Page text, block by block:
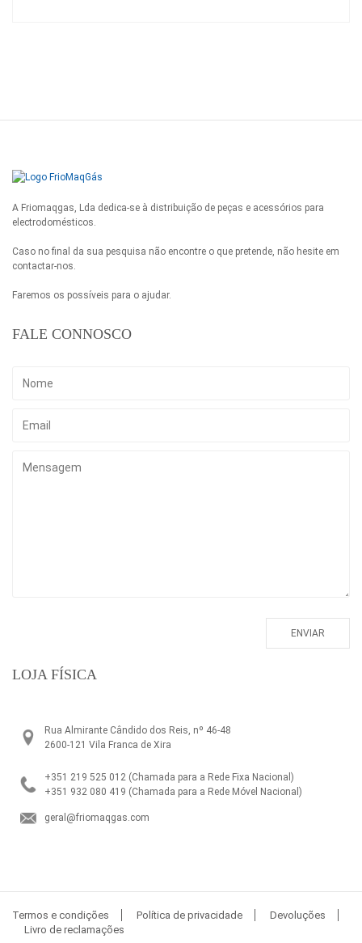
A Friomaqgas, Lda dedica-se à distribuição de peças e acessórios para
electrodomésticos.
Caso no final da sua pesquisa não encontre o que pretende, não hesite em
contactar-nos.
Faremos os possíveis para o ajudar.
FALE CONNOSCO
LOJA FÍSICA
Rua Almirante Cândido dos Reis, nº 46-48
2600-121 Vila Franca de Xira
+351 219 525 012 (Chamada para a Rede Fixa Nacional)
+351 932 080 419 (Chamada para a Rede Móvel Nacional)
geral@friomaqgas.com
Termos e condições Política de privacidade
Devoluções
Livro de reclamações